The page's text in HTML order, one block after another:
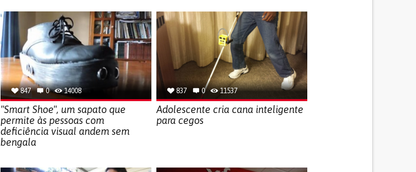
847 0 14008
"Smart Shoe", um sapato que
permite às pessoas com
deficiência visual andem sem
bengala
837 0 11537
Adolescente cria cana inteligente
para cegos